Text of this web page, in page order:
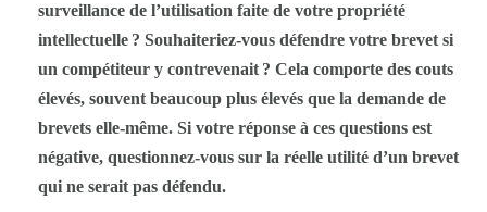
surveillance de l’utilisation faite de votre propriété
intellectuelle ? Souhaiteriez-vous défendre votre brevet si
un compétiteur y contrevenait ? Cela comporte des couts
élevés, souvent beaucoup plus élevés que la demande de
brevets elle-même. Si votre réponse à ces questions est
négative, questionnez-vous sur la réelle utilité d’un brevet
qui ne serait pas défendu.